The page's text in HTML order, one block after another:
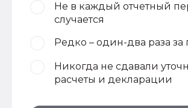
Не в каждый отчетный
случается
Редко – один-два раза за
Никогда не сдавали
расчеты и декларации